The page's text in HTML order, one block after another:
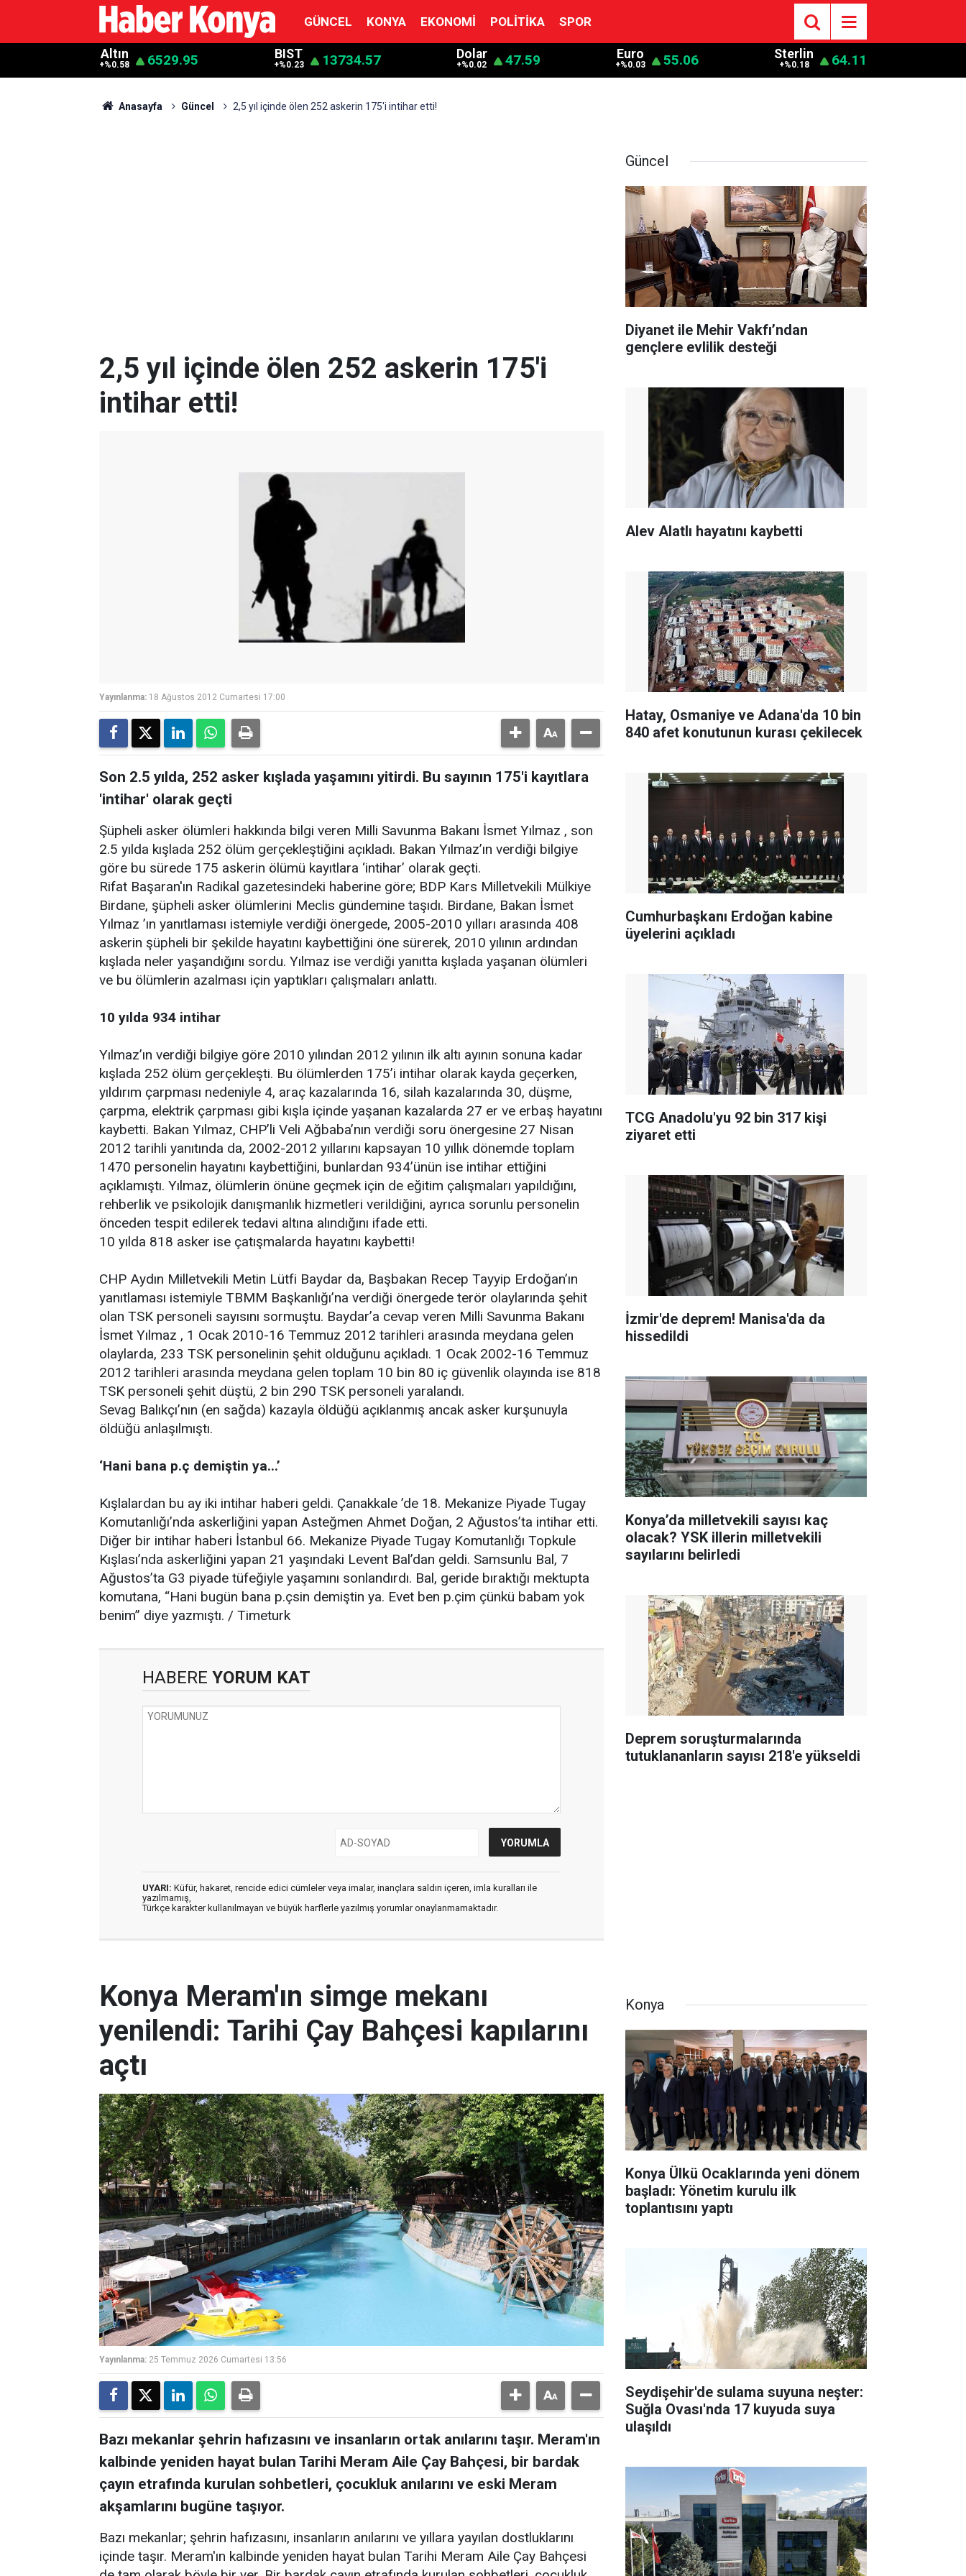
GÜNCEL KONYA EKONOMI POLITIKA SPOR
Altın
+%0.58 6529.95 BIST
+%0.23 13734.57 Dolar
+%0.02 47.59 Euro
+%0.03 55.06 Sterlin
+%0.18 64.11
Anasayfa Güncel 2,5 yıl içinde ölen 252 askerin 175'i intihar etti!
2,5 yıl içinde ölen 252 askerin 175'i
intihar etti!
Yayınlanma: 18 Ağustos 2012 Cumartesi 17:00
Son 2.5 yılda, 252 asker kışlada yaşamını yitirdi. Bu sayının 175'i kayıtlara
'intihar' olarak geçti
Şüpheli asker ölümleri hakkında bilgi veren Milli Savunma Bakanı İsmet Yılmaz , son
2.5 yılda kışlada 252 ölüm gerçekleştiğini açıkladı. Bakan Yılmaz’ın verdiği bilgiye
göre bu sürede 175 askerin ölümü kayıtlara ‘intihar’ olarak geçti.
Rifat Başaran'ın Radikal gazetesindeki haberine göre; BDP Kars Milletvekili Mülkiye
Birdane, şüpheli asker ölümlerini Meclis gündemine taşıdı. Birdane, Bakan İsmet
Yılmaz ’ın yanıtlaması istemiyle verdiği önergede, 2005-2010 yılları arasında 408
askerin şüpheli bir şekilde hayatını kaybettiğini öne sürerek, 2010 yılının ardından
kışlada neler yaşandığını sordu. Yılmaz ise verdiği yanıtta kışlada yaşanan ölümleri
ve bu ölümlerin azalması için yaptıkları çalışmaları anlattı.
10 yılda 934 intihar
Yılmaz’ın verdiği bilgiye göre 2010 yılından 2012 yılının ilk altı ayının sonuna kadar
kışlada 252 ölüm gerçekleşti. Bu ölümlerden 175’i intihar olarak kayda geçerken,
yıldırım çarpması nedeniyle 4, araç kazalarında 16, silah kazalarında 30, düşme,
çarpma, elektrik çarpması gibi kışla içinde yaşanan kazalarda 27 er ve erbaş hayatını
kaybetti. Bakan Yılmaz, CHP’li Veli Ağbaba’nın verdiği soru önergesine 27 Nisan
2012 tarihli yanıtında da, 2002-2012 yıllarını kapsayan 10 yıllık dönemde toplam
1470 personelin hayatını kaybettiğini, bunlardan 934’ünün ise intihar ettiğini
açıklamıştı. Yılmaz, ölümlerin önüne geçmek için de eğitim çalışmaları yapıldığını,
rehberlik ve psikolojik danışmanlık hizmetleri verildiğini, ayrıca sorunlu personelin
önceden tespit edilerek tedavi altına alındığını ifade etti.
10 yılda 818 asker ise çatışmalarda hayatını kaybetti!
CHP Aydın Milletvekili Metin Lütfi Baydar da, Başbakan Recep Tayyip Erdoğan’ın
yanıtlaması istemiyle TBMM Başkanlığı’na verdiği önergede terör olaylarında şehit
olan TSK personeli sayısını sormuştu. Baydar’a cevap veren Milli Savunma Bakanı
İsmet Yılmaz , 1 Ocak 2010-16 Temmuz 2012 tarihleri arasında meydana gelen
olaylarda, 233 TSK personelinin şehit olduğunu açıkladı. 1 Ocak 2002-16 Temmuz
2012 tarihleri arasında meydana gelen toplam 10 bin 80 iç güvenlik olayında ise 818
TSK personeli şehit düştü, 2 bin 290 TSK personeli yaralandı.
Sevag Balıkçı’nın (en sağda) kazayla öldüğü açıklanmış ancak asker kurşunuyla
öldüğü anlaşılmıştı.
‘Hani bana p.ç demiştin ya...’
Kışlalardan bu ay iki intihar haberi geldi. Çanakkale ’de 18. Mekanize Piyade Tugay
Komutanlığı’nda askerliğini yapan Asteğmen Ahmet Doğan, 2 Ağustos’ta intihar etti.
Diğer bir intihar haberi İstanbul 66. Mekanize Piyade Tugay Komutanlığı Topkule
Kışlası’nda askerliğini yapan 21 yaşındaki Levent Bal’dan geldi. Samsunlu Bal, 7
Ağustos’ta G3 piyade tüfeğiyle yaşamını sonlandırdı. Bal, geride bıraktığı mektupta
komutana, “Hani bugün bana p.çsin demiştin ya. Evet ben p.çim çünkü babam yok
benim” diye yazmıştı. / Timeturk
HABERE YORUM KAT
UYARI: Küfür, hakaret, rencide edici cümleler veya imalar, inançlara saldırı içeren, imla kuralları ile
yazılmamış,
Türkçe karakter kullanılmayan ve büyük harflerle yazılmış yorumlar onaylanmamaktadır.
Güncel
Diyanet ile Mehir Vakfı’ndan
gençlere evlilik desteği
Alev Alatlı hayatını kaybetti
Hatay, Osmaniye ve Adana'da 10 bin
840 afet konutunun kurası çekilecek
Cumhurbaşkanı Erdoğan kabine
üyelerini açıkladı
TCG Anadolu'yu 92 bin 317 kişi
ziyaret etti
İzmir'de deprem! Manisa'da da
hissedildi
Konya’da milletvekili sayısı kaç
olacak? YSK illerin milletvekili
sayılarını belirledi
Deprem soruşturmalarında
tutuklananların sayısı 218'e yükseldi
Konya Meram'ın simge mekanı
yenilendi: Tarihi Çay Bahçesi kapılarını
açtı
Yayınlanma: 25 Temmuz 2026 Cumartesi 13:56
Bazı mekanlar şehrin hafızasını ve insanların ortak anılarını taşır. Meram'ın
kalbinde yeniden hayat bulan Tarihi Meram Aile Çay Bahçesi, bir bardak
çayın etrafında kurulan sohbetleri, çocukluk anılarını ve eski Meram
akşamlarını bugüne taşıyor.
Bazı mekanlar; şehrin hafızasını, insanların anılarını ve yıllara yayılan dostluklarını
içinde taşır. Meram'ın kalbinde yeniden hayat bulan Tarihi Meram Aile Çay Bahçesi
Konya
Konya Ülkü Ocaklarında yeni dönem
başladı: Yönetim kurulu ilk
toplantısını yaptı
Seydişehir'de sulama suyuna neşter:
Suğla Ovası'nda 17 kuyuda suya
ulaşıldı